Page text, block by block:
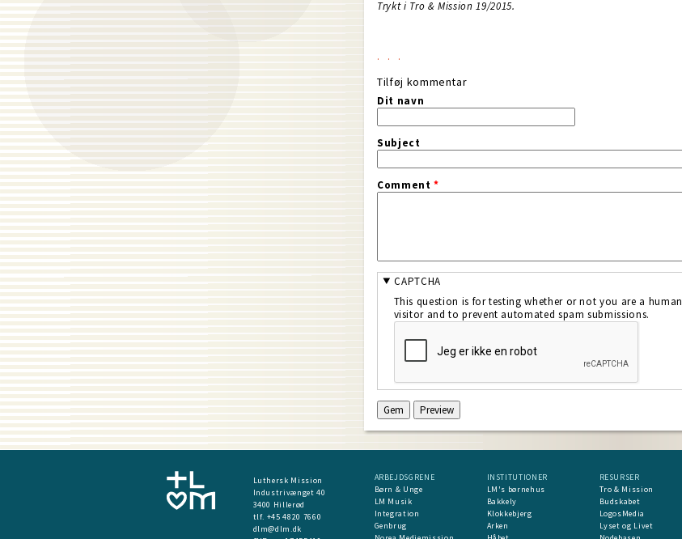
Trykt i Tro & Mission 19/2015.
Tilføj kommentar
Dit navn
Subject
Comment*
CAPTCHA
This question is for testing whether or not you are a human
visitor and to prevent automated spam submissions.
Luthersk Mission
Industrivænget 40
3400 Hillerød
tlf. +45 4820 7660
dlm@dlm.dk
ARBEJDSGRENE
Børn & Unge
LM Musik
Integration
Genbrug
INSTITUTIONER
LM's børnehus
Bakkely
Klokkebjerg
Arken
RESURSER
Tro & Mission
Budskabet
LogosMedia
Lyset og Livet